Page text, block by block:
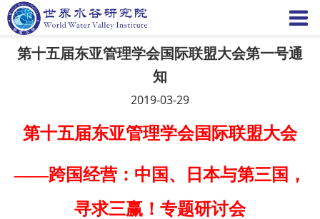
第十五届东亚管理学会国际联盟大会第一号通
知
2019-03-29
第十五届东亚管理学会国际联盟大会
——跨国经营：中国、日本与第三国，
寻求三赢！专题研讨会